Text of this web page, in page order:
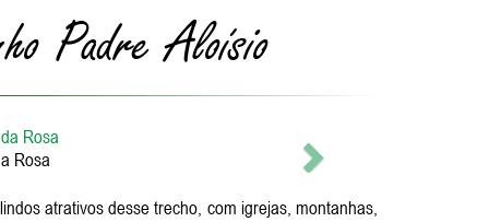
Padre Aloísio
Rosa
atrativos desse trecho, com igrejas, montanhas,